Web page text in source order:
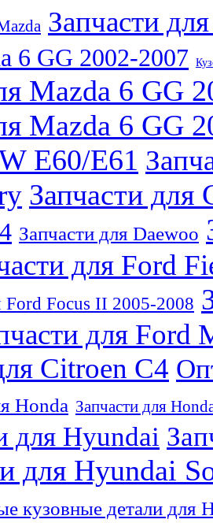
Запчасти
6 GG 2002-2007
Mazda 6 GG
Mazda 6 GG
E60/E61
Запчасти для
Запчасти для Daewoo
для Ford
Ford Focus II 2005-2008
для Ford
Citroen C4
Honda Запчасти для
для Hyundai
для Hyundai
кузовные детали для